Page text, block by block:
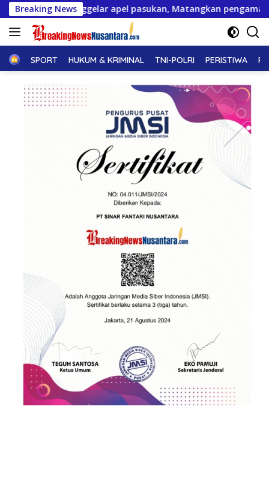
Langsung
ke
konten
Breaking News
apel pasukan, Matangkan pengamanan Festival pacu
HomeSPORT HUKUM & KRIMINAL TNI-POLRI PERISTIWA